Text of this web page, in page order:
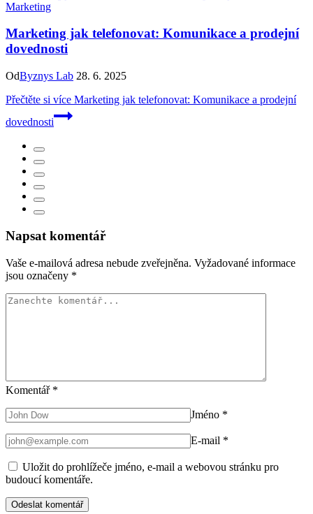
Marketing
Marketing jak telefonovat: Komunikace a prodejní
dovednosti
OdByznys Lab 28. 6. 2025
Přečtěte si více Marketing jak telefonovat: Komunikace a prodejní
dovednosti
Napsat komentář
Vaše e-mailová adresa nebude zveřejněna. Vyžadované informace
jsou označeny *
Komentář *
Jméno *
E-mail *
Uložit do prohlížeče jméno, e-mail a webovou stránku pro
budoucí komentáře.